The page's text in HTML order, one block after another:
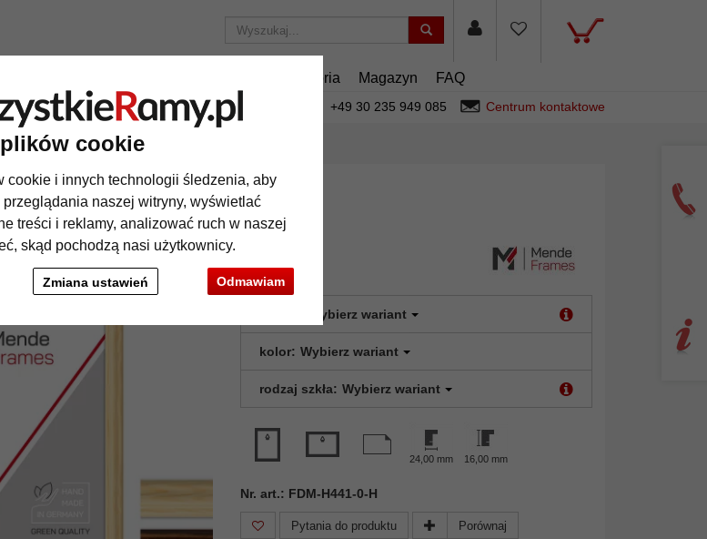
cookie
cookie i innych technologii śledzenia, aby
naszej witryny, wyświetlać
treści i reklamy, analizować ruch w naszej
skąd pochodzą nasi użytkownicy.
Odmawiam
Zmiana ustawień
Akcesoria Magazyn FAQ
Tylko 25,95 zł za wysyłkę. +49 30 235 949 085 Centrum kontaktowe
Kara
Wybierz wariant
kolor: Wybierz wariant
rodzaj szkła: Wybierz wariant
24,00 mm 16,00 mm
Nr. art.: FDM-H441-0-H
Pytania do produktu Porównaj